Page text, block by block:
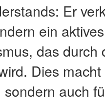
Er
ein
das
Dies
auch